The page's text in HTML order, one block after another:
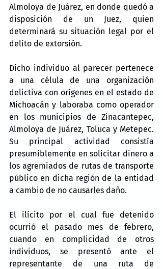
Almoloya de Juárez, en donde quedó a
disposición de un Juez, quien
determinará su situación legal por el
delito de extorsión.
Dicho individuo al parecer pertenece
a una célula de una organización
delictiva con orígenes en el estado de
Michoacán y laboraba como operador
en los municipios de Zinacantepec,
Almoloya de Juárez, Toluca y Metepec.
Su principal actividad consistía
presumiblemente en solicitar dinero a
los agremiados de rutas de transporte
público en dicha región de la entidad
a cambio de no causarles daño.
El ilícito por el cual fue detenido
ocurrió el pasado mes de febrero,
cuando en complicidad de otros
individuos, se presentó ante el
representante de una ruta de